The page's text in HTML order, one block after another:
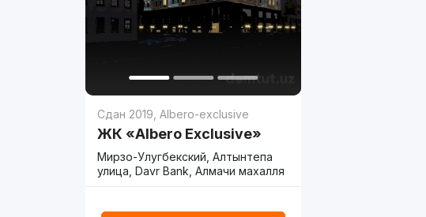
Сдан 2019 ,Albero-exclusive
ЖК «Albero Exclusive»
Мирзо-Улугбекский, Алтынтепа
улица, Davr Bank, Алмачи махалля